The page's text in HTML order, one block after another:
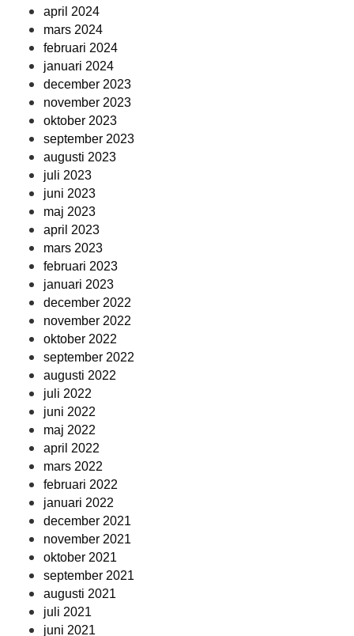
april 2024
mars 2024
februari 2024
januari 2024
december 2023
november 2023
oktober 2023
september 2023
augusti 2023
juli 2023
juni 2023
maj 2023
april 2023
mars 2023
februari 2023
januari 2023
december 2022
november 2022
oktober 2022
september 2022
augusti 2022
juli 2022
juni 2022
maj 2022
april 2022
mars 2022
februari 2022
januari 2022
december 2021
november 2021
oktober 2021
september 2021
augusti 2021
juli 2021
juni 2021